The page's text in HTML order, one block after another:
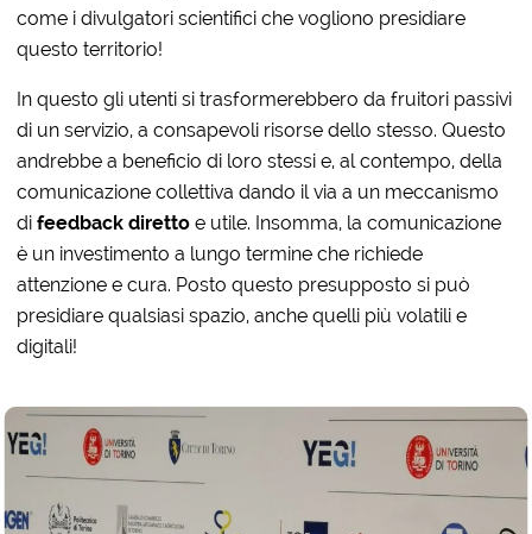
come i divulgatori scientifici che vogliono presidiare
questo territorio!
In questo gli utenti si trasformerebbero da fruitori passivi
di un servizio, a consapevoli risorse dello stesso. Questo
andrebbe a beneficio di loro stessi e, al contempo, della
comunicazione collettiva dando il via a un meccanismo
difeedback direttoe utile. Insomma, la comunicazione
è un investimento a lungo termine che richiede
attenzione e cura. Posto questo presupposto si può
presidiare qualsiasi spazio, anche quelli più volatili e
digitali!